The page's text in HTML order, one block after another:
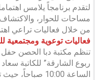
لتقدم برنامجاً يلامس
مساحات للحوار،
من خلال فعاليات تراعي
فعاليات توعوية ومجتمعية
تنظم مكتبة دبا الحصن
الساعة 10:00